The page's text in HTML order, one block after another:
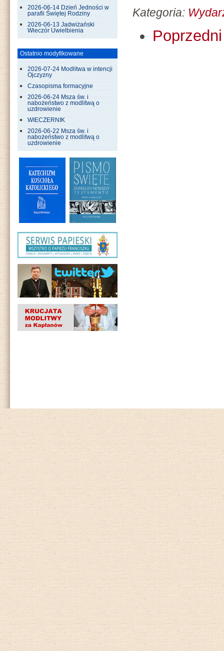
2026-06-14 Dzień Jedności w
parafii Świętej Rodziny
2026-06-13 Jadwiżański
Wieczór Uwielbienia
Ostatnio modyfikowane
2026-07-24 Modlitwa w intencji
Ojczyzny
Czasopisma formacyjne
2026-06-24 Msza św. i
nabożeństwo z modlitwą o
uzdrowienie
WIECZERNIK
2026-06-22 Msza św. i
nabożeństwo z modlitwą o
uzdrowienie
Kategoria: